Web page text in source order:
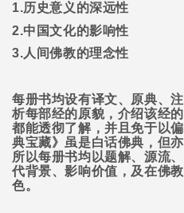
1.历史意义的深远性
2.中国文化的影响性
3.人间佛教的理念性
每册书均设有译文、原典、
析每部经的原貌，介绍该经
都能透彻了解，并且免于以
典宝藏》虽是白话佛典，但
所以每册书均以题解、源流
代背景、影响价值，及在佛
色。